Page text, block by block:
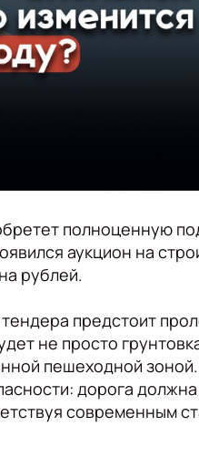
полноценную
аукцион на
рублей.
предстоит
не просто
пешеходной
дорога должна
современным